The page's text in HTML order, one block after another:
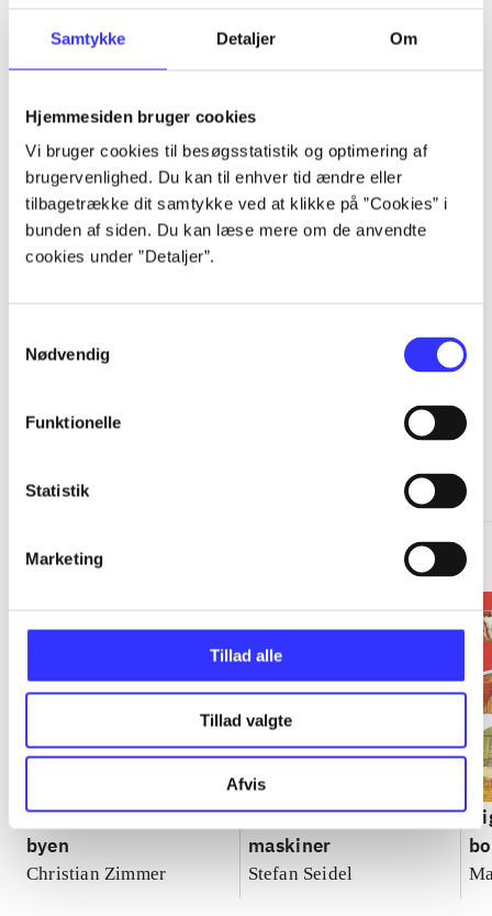
Samtykke Detaljer Om
Hjemmesiden bruger cookies
Vi bruger cookies til besøgsstatistik og optimering af
brugervenlighed. Du kan til enhver tid ændre eller
tilbagetrække dit samtykke ved at klikke på ”Cookies” i
bunden af siden. Du kan læse mere om de anvendte
cookies under ”Detaljer”.
Nødvendig
Funktionelle
Statistik
Marketing
Tillad alle
Tillad valgte
Afvis
...
...
...
Kig og snak om
Kig og snak om livet i
byen
Christian Zimmer
Kig og snak om biler &
maskiner
Stefan Seidel